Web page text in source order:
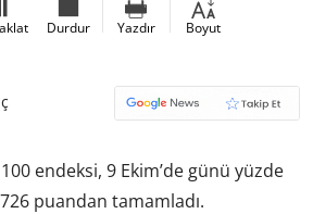
Durdur Yazdır Boyut
endeksi, 9 Ekim’de günü yüzde
puandan tamamladı.